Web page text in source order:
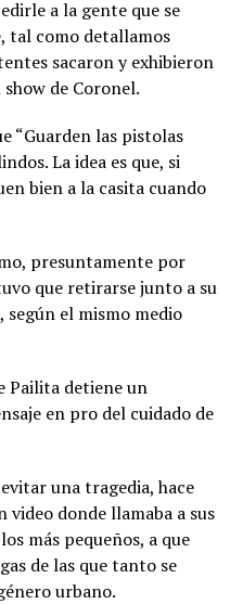
a la gente que se
tal como detallamos
sacaron y exhibieron
de Coronel.
“Guarden las pistolas
La idea es que, si
bien a la casita cuando
presuntamente por
que retirarse junto a su
según el mismo medio
Pailita detiene un
en pro del cuidado de
una tragedia, hace
video donde llamaba a sus
más pequeños, a que
de las que tanto se
urbano.